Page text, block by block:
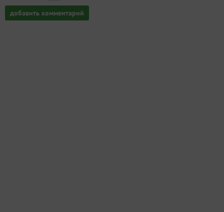
добавить комментарий